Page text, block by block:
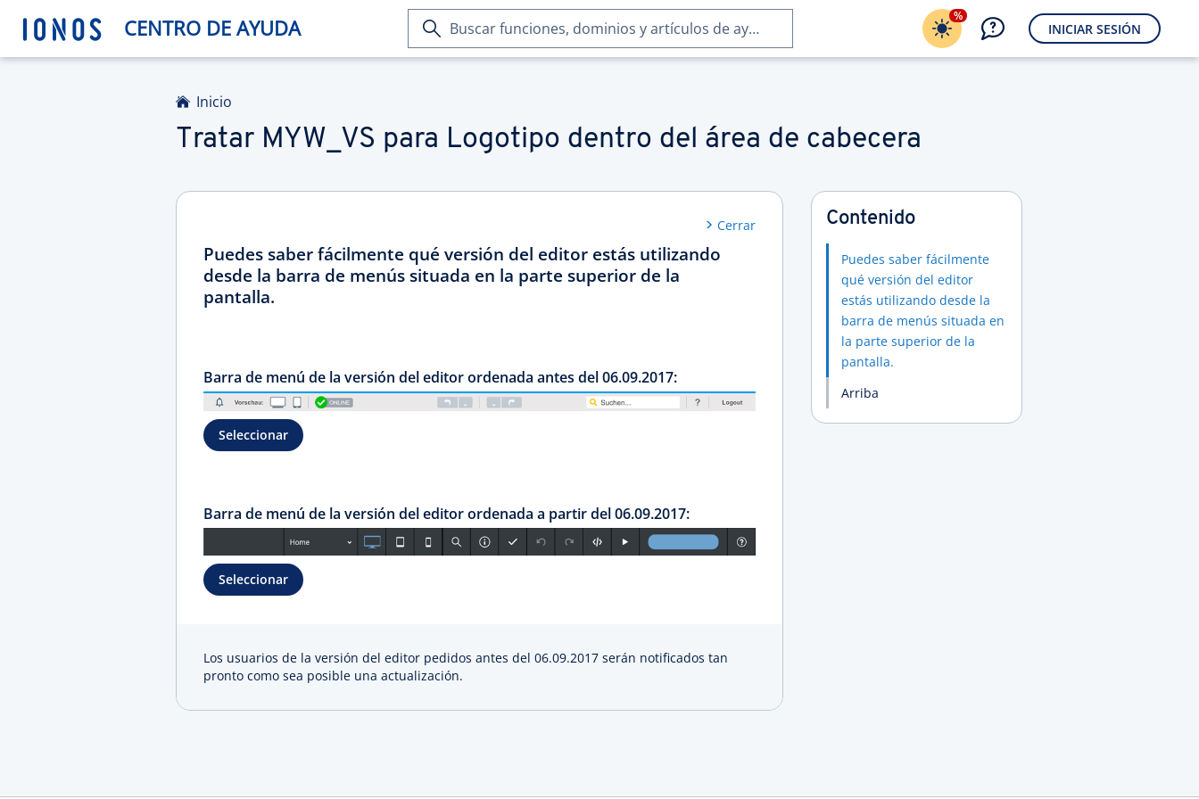
CENTRO DE AYUDA
Buscar
funciones,
ayuda
%
INICIAR SESIÓN
Inicio
Tratar MYW_VS para Logotipo dentro del área de cabecera
Cerrar
Puedes saber fácilmente qué versión del editor estás utilizando
desde la barra de menús situada en la parte superior de la
pantalla.
Barra de menú de la versión del editor ordenada antes del 06.09.2017:
Seleccionar
Barra de menú de la versión del editor ordenada a partir del 06.09.2017:
Seleccionar
Los usuarios de la versión del editor pedidos antes del 06.09.2017 serán notificados tan
pronto como sea posible una actualización.
Contenido
Puedes saber fácilmente
qué versión del editor
estás utilizando desde la
barra de menús situada en
la parte superior de la
pantalla.
Arriba